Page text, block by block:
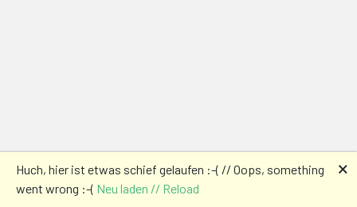
Huch, hier ist etwas schief gelaufen :-( // Oops, something
went wrong :-( Neu laden // Reload
🗙